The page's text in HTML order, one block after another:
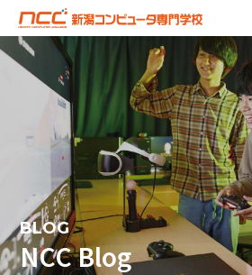
BLOG
NCC Blog